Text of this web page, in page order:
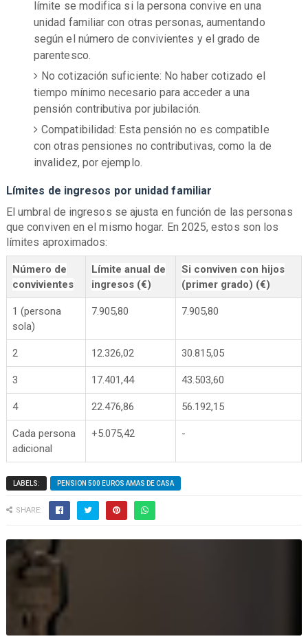
límite se modifica si la persona convive en una
unidad familiar con otras personas, aumentando
según el número de convivientes y el grado de
parentesco.
No cotización suficiente: No haber cotizado el
tiempo mínimo necesario para acceder a una
pensión contributiva por jubilación.
Compatibilidad: Esta pensión no es compatible
con otras pensiones no contributivas, como la de
invalidez, por ejemplo.
Límites de ingresos por unidad familiar
El umbral de ingresos se ajusta en función de las personas
que conviven en el mismo hogar. En 2025, estos son los
límites aproximados:
Número de
convivientes
Límite anual de
ingresos (€)
Si conviven con hijos
(primer grado) (€)
1 (persona
sola)
7.905,80 7.905,80
2 12.326,02 30.815,05
3 17.401,44 43.503,60
4 22.476,86 56.192,15
Cada persona
adicional
+5.075,42 -
LABELS: PENSION 500 EUROS AMAS DE CASA
SHARE: